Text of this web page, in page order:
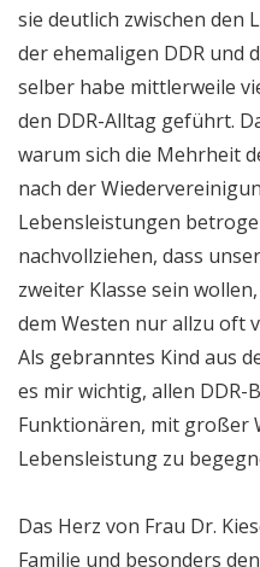
sie deutlich zwischen den
der ehemaligen DDR und
selber habe mittlerweile
den DDR-Alltag geführt.
warum sich die Mehrheit
nach der
Lebensleistungen
nachvollziehen, dass
zweiter Klasse sein
dem Westen nur allzu oft
Als gebranntes Kind aus
es mir wichtig, allen
Funktionären, mit großer
Lebensleistung zu
Das Herz von Frau Dr.
Familie und besonders